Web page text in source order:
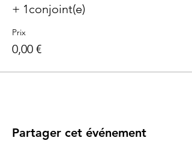
+ 1conjoint(e)
Prix
0,00 €
Partager cet événement